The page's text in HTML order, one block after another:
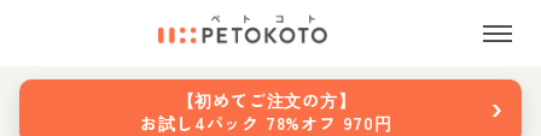
【初めてご注文の方】
お試し4パック 78%オフ 970円
›